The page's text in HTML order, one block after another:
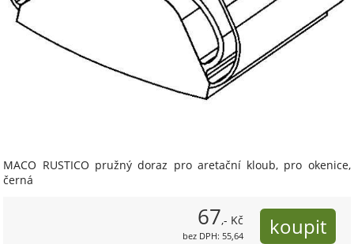
MACO RUSTICO pružný doraz pro aretační kloub, pro okenice,
černá
67,- Kč
bez DPH: 55,64